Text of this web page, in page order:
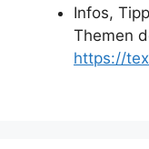
Infos,
Themen
https://